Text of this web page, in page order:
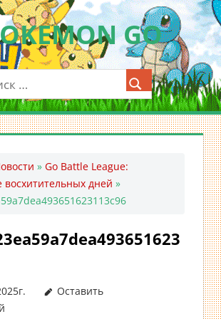
GO
» Go Battle League:
восхитительных дней »
Оставить